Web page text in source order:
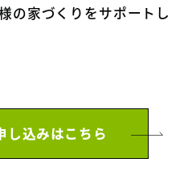
の家づくりをサポートし
し込みはこちら